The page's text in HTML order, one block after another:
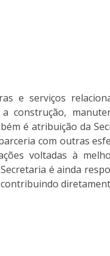
e serviços
construção,
é atribuição da
com outras
voltadas à
é ainda